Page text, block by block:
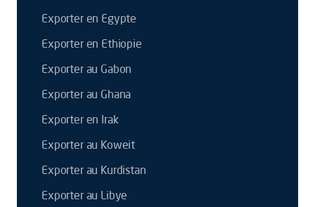
Exporter en Egypte
Exporter en Ethiopie
Exporter au Gabon
Exporter au Ghana
Exporter en Irak
Exporter au Koweit
Exporter au Kurdistan
Exporter au Libye